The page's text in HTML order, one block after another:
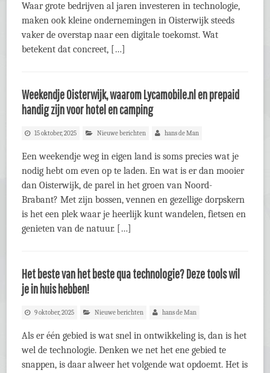
Waar grote bedrijven al jaren investeren in technologie,
maken ook kleine ondernemingen in Oisterwijk steeds
vaker de overstap naar een digitale toekomst. Wat
betekent dat concreet, […]
Weekendje Oisterwijk, waarom Lycamobile.nl en prepaid
handig zijn voor hotel en camping
15 oktober, 2025 Nieuwe berichten hans de Man
Een weekendje weg in eigen land is soms precies wat je
nodig hebt om even op te laden. En wat is er dan mooier
dan Oisterwijk, de parel in het groen van Noord-
Brabant? Met zijn bossen, vennen en gezellige dorpskern
is het een plek waar je heerlijk kunt wandelen, fietsen en
genieten van de natuur. […]
Het beste van het beste qua technologie? Deze tools wil
je in huis hebben!
9 oktober, 2025 Nieuwe berichten hans de Man
Als er één gebied is wat snel in ontwikkeling is, dan is het
wel de technologie. Denken we net het ene gebied te
snappen, is daar alweer het volgende wat opdoemt. Het is